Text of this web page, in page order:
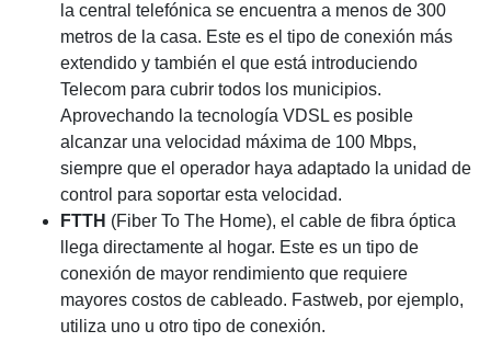
la central telefónica se encuentra a menos de 300
metros de la casa. Este es el tipo de conexión más
extendido y también el que está introduciendo
Telecom para cubrir todos los municipios.
Aprovechando la tecnología VDSL es posible
alcanzar una velocidad máxima de 100 Mbps,
siempre que el operador haya adaptado la unidad de
control para soportar esta velocidad.
FTTH (Fiber To The Home), el cable de fibra óptica
llega directamente al hogar. Este es un tipo de
conexión de mayor rendimiento que requiere
mayores costos de cableado. Fastweb, por ejemplo,
utiliza uno u otro tipo de conexión.